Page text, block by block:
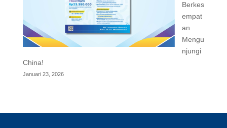
Berkes
empat
an
Mengu
njungi
China!
Januari 23, 2026